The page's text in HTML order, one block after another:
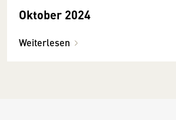
Oktober 2024
Weiterlesen